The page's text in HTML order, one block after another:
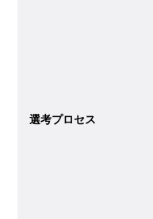
選考プロセス